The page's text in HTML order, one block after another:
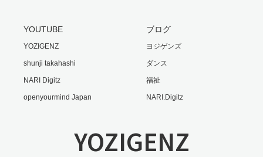
YOUTUBE
YOZIGENZ
shunji takahashi
NARI Digitz
openyourmind Japan
ブログ
ヨジゲンズ
ダンス
福祉
NARI.Digitz
YOZIGENZ